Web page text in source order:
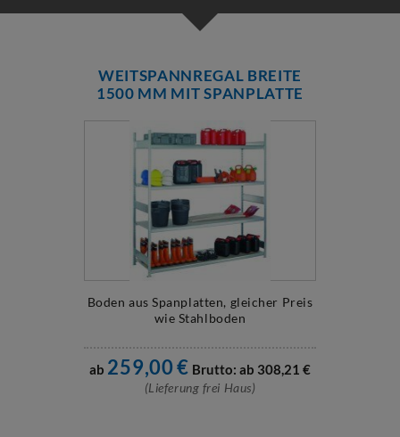
WEITSPANNREGAL BREITE
1500 MM MIT SPANPLATTE
Boden aus Spanplatten, gleicher Preis
wie Stahlboden
ab 259,00€ Brutto: ab 308,21 €
(Lieferung frei Haus)